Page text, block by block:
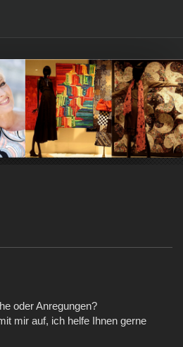
oder Anregungen?
mir auf, ich helfe Ihnen gerne